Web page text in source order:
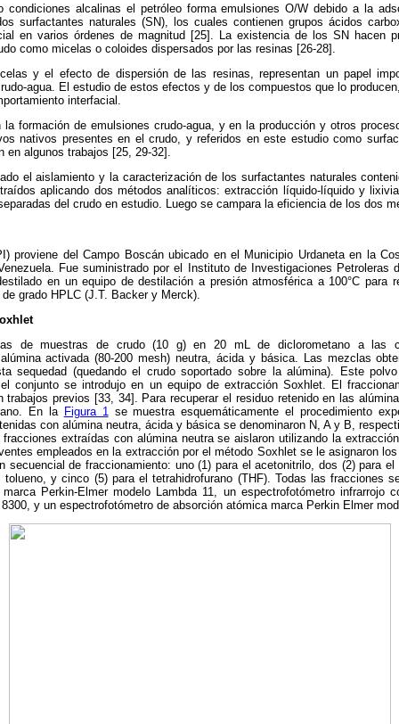
condiciones alcalinas el petróleo forma emulsiones O/W debido a la
surfactantes naturales (SN), los cuales contienen grupos ácidos
en varios órdenes de magnitud [25]. La existencia de los SN hacen
como micelas o coloides dispersados por las resinas [26-28].
y el efecto de dispersión de las resinas, representan un papel
agua. El estudio de estos efectos y de los compuestos que lo
interfacial.
la formación de emulsiones crudo-agua, y en la producción y otros
nativos presentes en el crudo, y referidos en este estudio como
en algunos trabajos [25, 29-32].
el aislamiento y la caracterización de los surfactantes naturales
aplicando dos métodos analíticos: extracción líquido-líquido y
del crudo en estudio. Luego se campara la eficiencia de los dos
proviene del Campo Boscán ubicado en el Municipio Urdaneta en la
Fue suministrado por el Instituto de Investigaciones Petroleras
en un equipo de destilación a presión atmosférica a 100°C para
grado HPLC (J.T. Backer y Merck).
de muestras de crudo (10 g) en 20 mL de diclorometano a las
activada (80-200 mesh) neutra, ácida y básica. Las mezclas
sequedad (quedando el crudo soportado sobre la alúmina). Este
conjunto se introdujo en un equipo de extracción Soxhlet. El
trabajos previos [33, 34]. Para recuperar el residuo retenido en las
En la Figura 1se muestra esquemáticamente el procedimiento
con alúmina neutra, ácida y básica se denominaron N, A y B,
extraídas con alúmina neutra se aislaron utilizando la
empleados en la extracción por el método Soxhlet se le asignaron
secuencial de fraccionamiento: uno (1) para el acetonitrilo, dos (2) para
y cinco (5) para el tetrahidrofurano (THF). Todas las fracciones
Perkin-Elmer modelo Lambda 11, un espectrofotómetro infrarrojo
y un espectrofotómetro de absorción atómica marca Perkin Elmer